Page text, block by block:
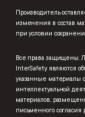
Производитель
изменения в состав
при условии
Все права защищены.
InterSafety являются
указанные материалы
интеллектуальной
материалов,
письменного согласия